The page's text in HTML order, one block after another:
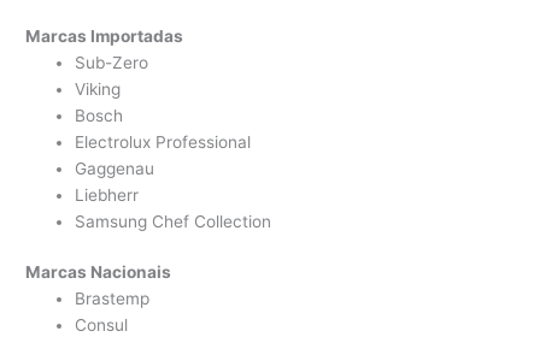
Marcas Importadas
Sub-Zero
Viking
Bosch
Electrolux Professional
Gaggenau
Liebherr
Samsung Chef Collection
Marcas Nacionais
Brastemp
Consul